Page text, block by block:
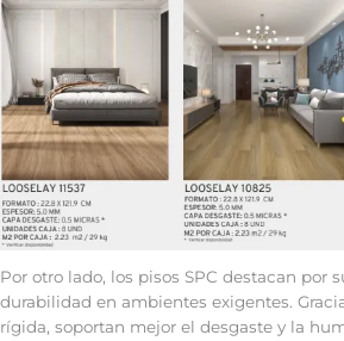
Por otro lado, los pisos SPC destacan por
durabilidad en ambientes exigentes.
rígida, soportan mejor el desgaste y la